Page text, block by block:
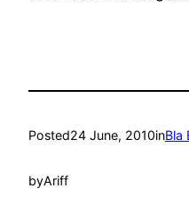
Posted24 June, 2010inBla
byAriff